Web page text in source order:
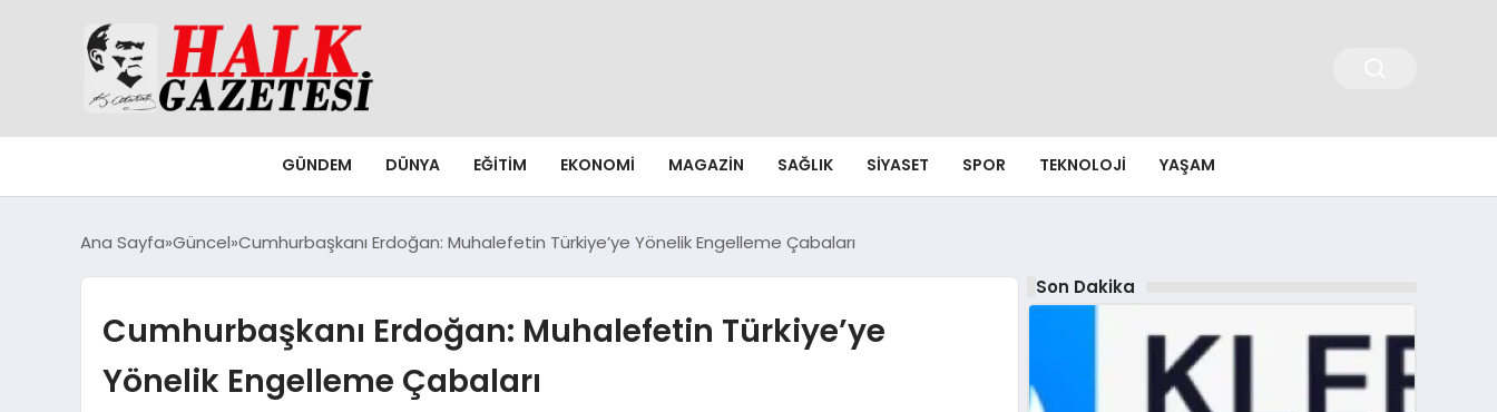
GÜNDEM DÜNYA EĞITIM EKONOMI MAGAZIN SAĞLIK SIYASET SPOR TEKNOLOJI YAŞAM
Ana Sayfa Güncel Cumhurbaşkanı Erdoğan: Muhalefetin Türkiye’ye Yönelik Engelleme Çabaları
Cumhurbaşkanı Erdoğan: Muhalefetin Türkiye’ye
Yönelik Engelleme Çabaları
Son Dakika